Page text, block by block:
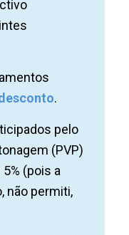
.
pelo
(PVP)
(pois a
não permiti,